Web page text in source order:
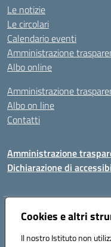
Cookies e altri
Il nostro Istituto non
Le notizie
Le circolari
Calendario eventi
Amministrazione
Albo online
Amministrazione
Albo on line
Contatti
Amministrazione
Dichiarazione di
Indirizzo:Via Tirso, 07011
Posta elettronica certificata